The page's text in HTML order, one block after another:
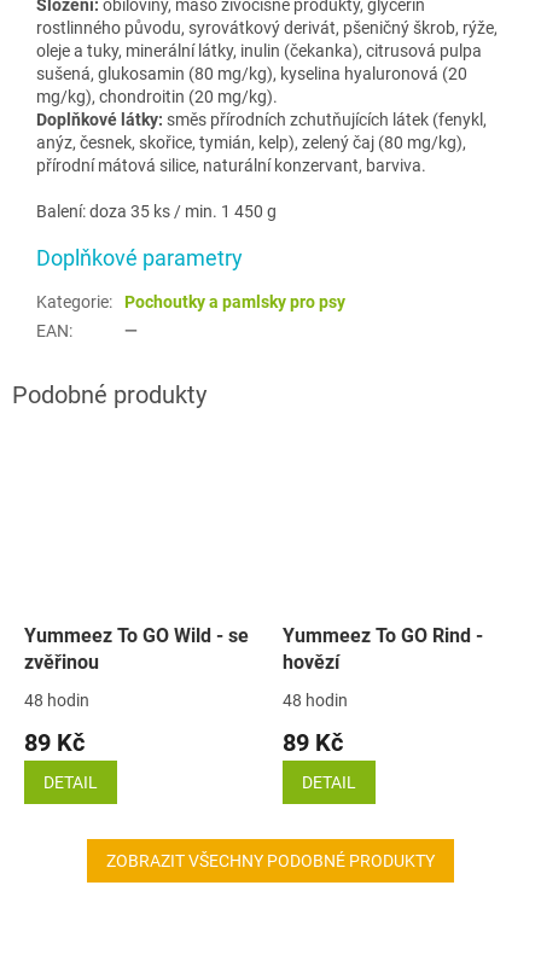
Složení: obiloviny, maso živočišné produkty, glycerin
rostlinného původu, syrovátkový derivát, pšeničný škrob, rýže,
oleje a tuky, minerální látky, inulin (čekanka), citrusová pulpa
sušená, glukosamin (80 mg/kg), kyselina hyaluronová (20
mg/kg), chondroitin (20 mg/kg).
Doplňkové látky: směs přírodních zchutňujících látek (fenykl,
anýz, česnek, skořice, tymián, kelp), zelený čaj (80 mg/kg),
přírodní mátová silice, naturální konzervant, barviva.
Balení: doza 35 ks / min. 1 450 g
Doplňkové parametry
Kategorie:
Pochoutky a pamlsky pro psy
EAN: —
Yummeez To GO Wild - se
zvěřinou
48 hodin
89 Kč
DETAIL
Yummeez To GO Rind -
hovězí
48 hodin
89 Kč
DETAIL
ZOBRAZIT VŠECHNY PODOBNÉ PRODUKTY